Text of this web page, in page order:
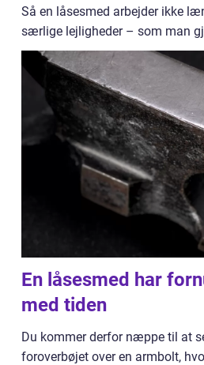
Så en låsesmed arbejder ikke
særlige lejligheder – som man
En låsesmed har
med tiden
Du kommer derfor næppe til at
foroverbøjet over en armbolt,